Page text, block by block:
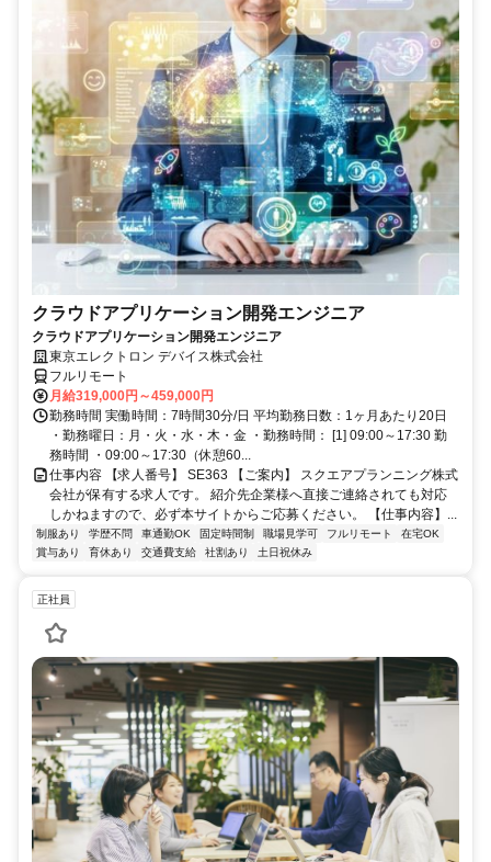
クラウドアプリケーション開発エンジニア
クラウドアプリケーション開発エンジニア
東京エレクトロン デバイス株式会社
フルリモート
月給319,000円～459,000円
勤務時間 実働時間：7時間30分/日 平均勤務日数：1ヶ月あたり20日
・勤務曜日：月・火・水・木・金 ・勤務時間： [1] 09:00～17:30 勤
務時間 ・09:00～17:30（休憩60...
仕事内容 【求人番号】 SE363 【ご案内】 スクエアプランニング株式
会社が保有する求人です。 紹介先企業様へ直接ご連絡されても対応
しかねますので、必ず本サイトからご応募ください。 【仕事内容】...
制服あり 学歴不問 車通勤OK 固定時間制 職場見学可 フルリモート
在宅OK
賞与あり
育休あり 交通費支給 社割あり 土日祝休み
正社員